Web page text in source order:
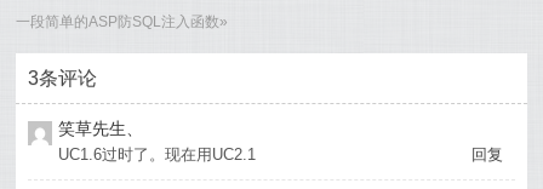
一段简单的ASP防SQL注入函数»
3条评论
笑草先生、
UC1.6过时了。现在用UC2.1 回复